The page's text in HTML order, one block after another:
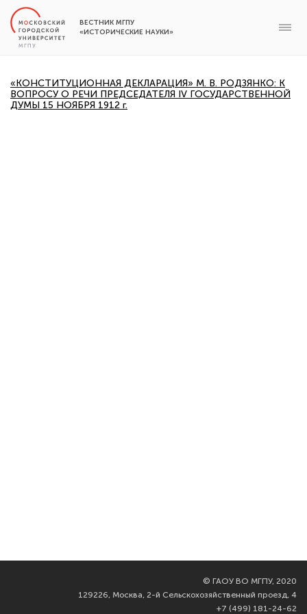
ВЕСТНИК МГПУ
«ИСТОРИЧЕСКИЕ НАУКИ»
«КОНСТИТУЦИОННАЯ ДЕКЛАРАЦИЯ» М. В. РОДЗЯНКО: К
ВОПРОСУ О РЕЧИ ПРЕДСЕДАТЕЛЯ IV ГОСУДАРСТВЕННОЙ
ДУМЫ 15 НОЯБРЯ 1912 г.
© ГАОУ ВО МГПУ, 2020
129226, Москва, 2-й Сельскохозяйственный проезд, 4
+7 (499) 181-24-62